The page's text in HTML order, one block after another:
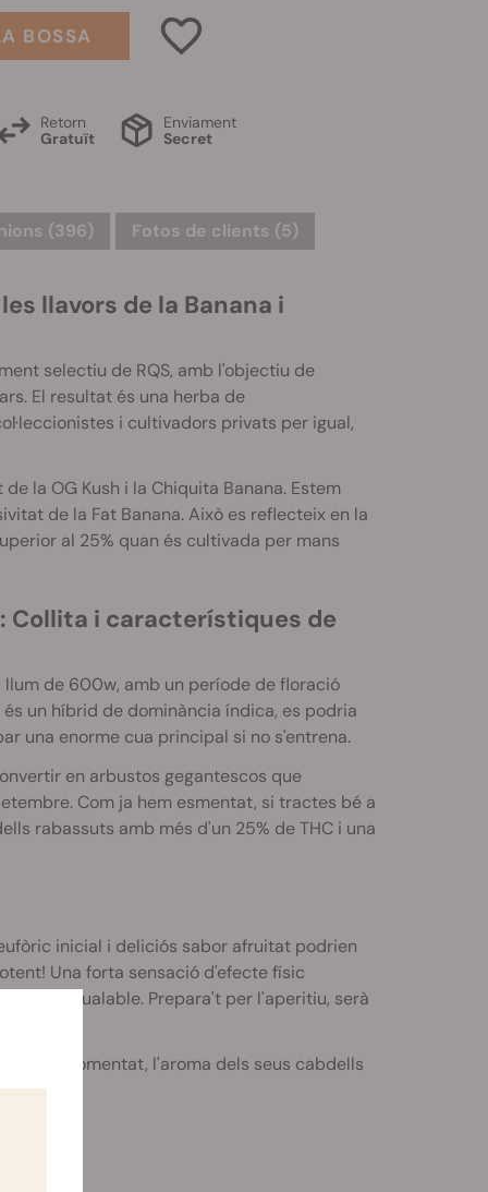
BOSSA
Retorn
Gratuït
Enviament
Secret
(396) Fotos de clients (5)
llavors de la Banana i
selectiu de RQS, amb l'objectiu de
El resultat és una herba de
i cultivadors privats per igual,
la OG Kush i la Chiquita Banana. Estem
de la Fat Banana. Això es reflecteix en la
al 25% quan és cultivada per mans
Collita i característiques de
de 600w, amb un període de floració
un híbrid de dominància índica, es podria
una enorme cua principal si no s'entrena.
en arbustos gegantescos que
Com ja hem esmentat, si tractes bé a
rabassuts amb més d'un 25% deTHCi una
inicial i deliciós sabor afruitat podrien
Una forta sensació d'efecte físic
inigualable. Prepara't per l'aperitiu, serà
ja hem comentat, l'aroma dels seus cabdells